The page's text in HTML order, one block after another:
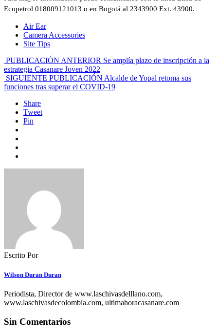
Ecopetrol 018009121013 o en Bogotá al 2343900 Ext. 43900.
Air Ear
Camera Accessories
Site Tips
PUBLICACIÓN ANTERIOR Se amplía plazo de inscripción a la
estrategia Casanare Joven 2022
SIGUIENTE PUBLICACIÓN Alcalde de Yopal retoma sus
funciones tras superar el COVID-19
Share
Tweet
Pin
Escrito Por
Wilson Duran Duran
Periodista, Director de www.laschivasdelllano.com,
www.laschivasdecolombia.com, ultimahoracasanare.com
Sin Comentarios